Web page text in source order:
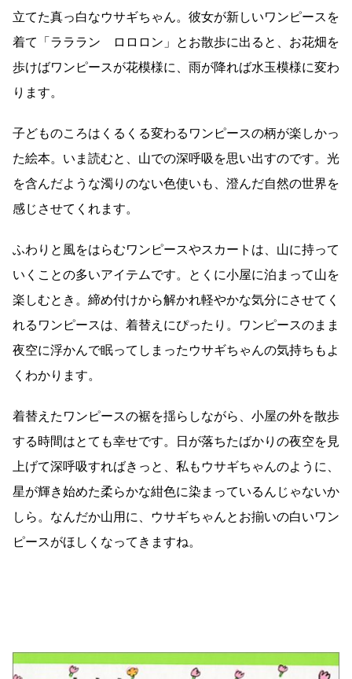
立てた真っ白なウサギちゃん。彼女が新しいワンピースを
着て「ラララン ロロロン」とお散歩に出ると、お花畑を
歩けばワンピースが花模様に、雨が降れば水玉模様に変わ
ります。
子どものころはくるくる変わるワンピースの柄が楽しかっ
た絵本。いま読むと、山での深呼吸を思い出すのです。光
を含んだような濁りのない色使いも、澄んだ自然の世界を
感じさせてくれます。
ふわりと風をはらむワンピースやスカートは、山に持って
いくことの多いアイテムです。とくに小屋に泊まって山を
楽しむとき。締め付けから解かれ軽やかな気分にさせてく
れるワンピースは、着替えにぴったり。ワンピースのまま
夜空に浮かんで眠ってしまったウサギちゃんの気持ちもよ
くわかります。
着替えたワンピースの裾を揺らしながら、小屋の外を散歩
する時間はとても幸せです。日が落ちたばかりの夜空を見
上げて深呼吸すればきっと、私もウサギちゃんのように、
星が輝き始めた柔らかな紺色に染まっているんじゃないか
しら。なんだか山用に、ウサギちゃんとお揃いの白いワン
ピースがほしくなってきますね。